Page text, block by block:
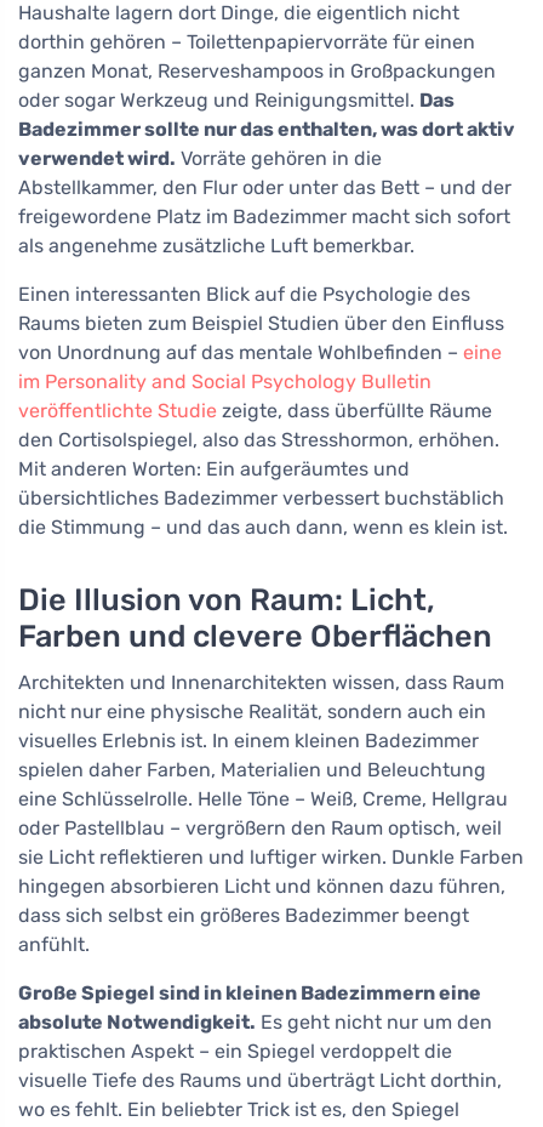
Haushalte lagern dort Dinge, die eigentlich nicht
dorthin gehören – Toilettenpapiervorräte für einen
ganzen Monat, Reserveshampoos in Großpackungen
oder sogar Werkzeug und Reinigungsmittel. Das
Badezimmer sollte nur das enthalten, was dort aktiv
verwendet wird. Vorräte gehören in die
Abstellkammer, den Flur oder unter das Bett – und der
freigewordene Platz im Badezimmer macht sich sofort
als angenehme zusätzliche Luft bemerkbar.
Einen interessanten Blick auf die Psychologie des
Raums bieten zum Beispiel Studien über den Einfluss
von Unordnung auf das mentale Wohlbefinden – eine
im Personality and Social Psychology Bulletin
veröffentlichte Studie zeigte, dass überfüllte Räume
den Cortisolspiegel, also das Stresshormon, erhöhen.
Mit anderen Worten: Ein aufgeräumtes und
übersichtliches Badezimmer verbessert buchstäblich
die Stimmung – und das auch dann, wenn es klein ist.
Die Illusion von Raum: Licht,
Farben und clevere Oberflächen
Architekten und Innenarchitekten wissen, dass Raum
nicht nur eine physische Realität, sondern auch ein
visuelles Erlebnis ist. In einem kleinen Badezimmer
spielen daher Farben, Materialien und Beleuchtung
eine Schlüsselrolle. Helle Töne – Weiß, Creme, Hellgrau
oder Pastellblau – vergrößern den Raum optisch, weil
sie Licht reflektieren und luftiger wirken. Dunkle Farben
hingegen absorbieren Licht und können dazu führen,
dass sich selbst ein größeres Badezimmer beengt
anfühlt.
Große Spiegel sind in kleinen Badezimmern eine
absolute Notwendigkeit. Es geht nicht nur um den
praktischen Aspekt – ein Spiegel verdoppelt die
visuelle Tiefe des Raums und überträgt Licht dorthin,
wo es fehlt. Ein beliebter Trick ist es, den Spiegel